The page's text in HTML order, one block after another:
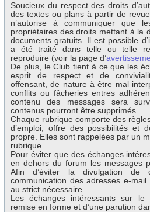
Soucieux du respect des droits
des textes ou plans à partir de
n’autorise à communiquer que
propriétaires des droits mettant à la
documents gratuits. Il est possible
a été traité dans telle ou telle
reproduire (voir la page d’
De plus, le Club tient à ce que les
esprit de respect et de
offensant, de nature à être mal
conflits ou fâcheries entres
contenu des messages sera
contenus pourront être supprimés.
Chaque rubrique comporte des
d’emploi, offre des possibilités et
propre. Elles sont rappelées par un
rubrique.
Pour éviter que des échanges
en dehors du forum les messages
Afin d’éviter la divulgation de
communication des adresses e-
au strict nécessaire.
Les échanges intéressants sur le
remise en forme et d’une parution